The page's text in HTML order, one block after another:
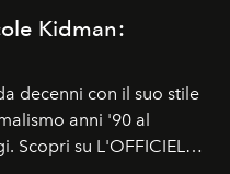
Kidman:
decenni con il suo stile
anni '90 al
Scopri su L'OFFICIEL